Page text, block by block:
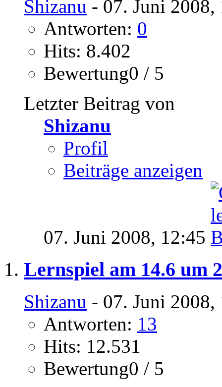
Shizanu - 07. Juni
Antworten: 0
Hits: 8.402
Bewertung0 / 5
Letzter Beitrag von
Shizanu
Profil
Beiträge anzeigen
07. Juni 2008, 12:45
Lernspiel am 14.6 um
Shizanu - 07. Juni
Antworten: 13
Hits: 12.531
Bewertung0 / 5